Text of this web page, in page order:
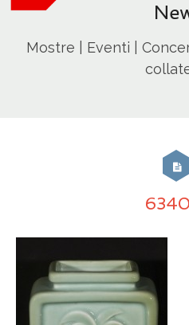
Mostre | Eventi |